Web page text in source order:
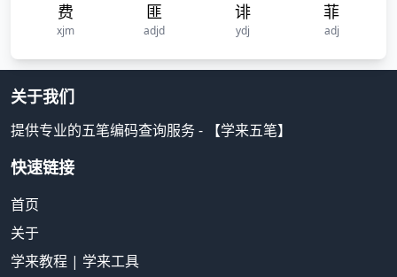
费
xjm
匪
adjd
诽
ydj
菲
adj
关于我们
提供专业的五笔编码查询服务 - 【学来五笔】
快速链接
首页
关于
学来教程 | 学来工具